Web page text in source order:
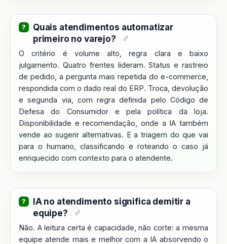
Quais atendimentos automatizar
primeiro no varejo?
O critério é volume alto, regra clara e baixo
julgamento. Quatro frentes lideram. Status e rastreio
de pedido, a pergunta mais repetida do e-commerce,
respondida com o dado real do ERP. Troca, devolução
e segunda via, com regra definida pelo Código de
Defesa do Consumidor e pela política da loja.
Disponibilidade e recomendação, onde a IA também
vende ao sugerir alternativas. E a triagem do que vai
para o humano, classificando e roteando o caso já
enriquecido com contexto para o atendente.
IA no atendimento significa demitir a
equipe?
Não. A leitura certa é capacidade, não corte: a mesma
equipe atende mais e melhor com a IA absorvendo o